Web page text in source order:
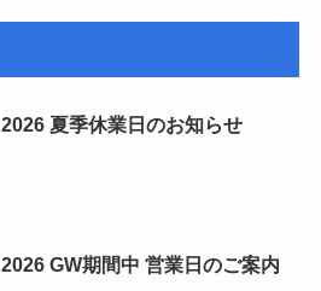
2026 夏季休業日のお知らせ
2026 GW期間中 営業日のご案内